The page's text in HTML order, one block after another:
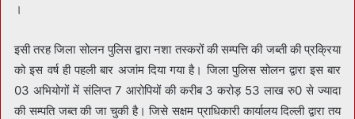
।
इसी तरह जिला सोलन पुलिस द्वारा नशा तस्करों की सम्पत्ति की जब्ती की प्रक्रिया
को इस वर्ष ही पहली बार अजांम दिया गया है। जिला पुलिस सोलन द्वारा इस बार
03 अभियोगों में संलिप्त 7 आरोपियों की करीब 3 करोड़ 53 लाख रु0 से ज्यादा
की सम्पति जब्त की जा चुकी है। जिसे सक्षम प्राधिकारी कार्यालय दिल्ली द्वारा तय